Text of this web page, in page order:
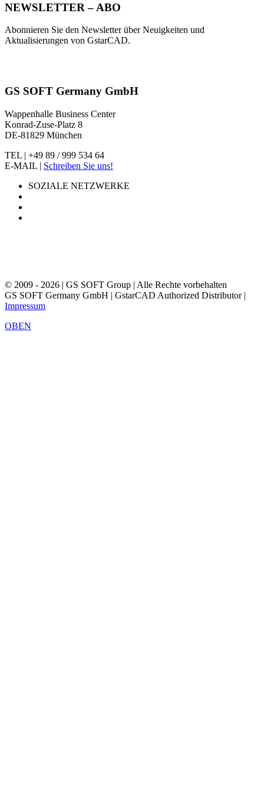
NEWSLETTER – ABO
Abonnieren Sie den Newsletter über Neuigkeiten und
Aktualisierungen von GstarCAD.
GS SOFT Germany GmbH
Wappenhalle Business Center
Konrad-Zuse-Platz 8
DE-81829 München
TEL | +49 89 / 999 534 64
E-MAIL | Schreiben Sie uns!
SOZIALE NETZWERKE
© 2009 - 2026 | GS SOFT Group | Alle Rechte vorbehalten
GS SOFT Germany GmbH | GstarCAD Authorized Distributor |
Impressum
OBEN